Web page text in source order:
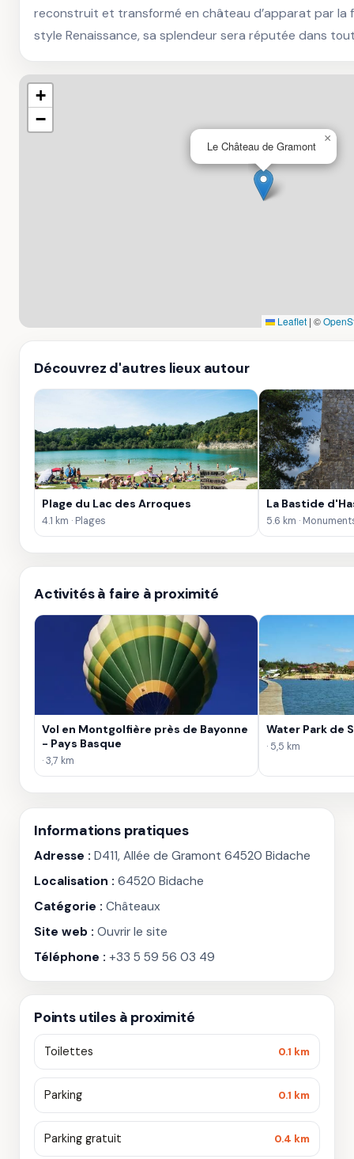
reconstruit et transformé en château d’apparat par la
style Renaissance, sa splendeur sera réputée dans
Le Château de Gramont
×
+
−
Leaflet | ©
Découvrez d'autres lieux autour
Plage du Lac des Arroques
4.1 km · Plages
La Bastide
5.6 km ·
Activités à faire à proximité
Vol en Montgolfière près de Bayonne
- Pays Basque
· 3,7 km
Water Park de
· 5,5 km
Informations pratiques
Adresse : D411, Allée de Gramont 64520 Bidache
Localisation : 64520 Bidache
Catégorie : Châteaux
Site web : Ouvrir le site
Téléphone : +33 5 59 56 03 49
Points utiles à proximité
Toilettes 0.1 km
Parking 0.1 km
Parking gratuit 0.4 km